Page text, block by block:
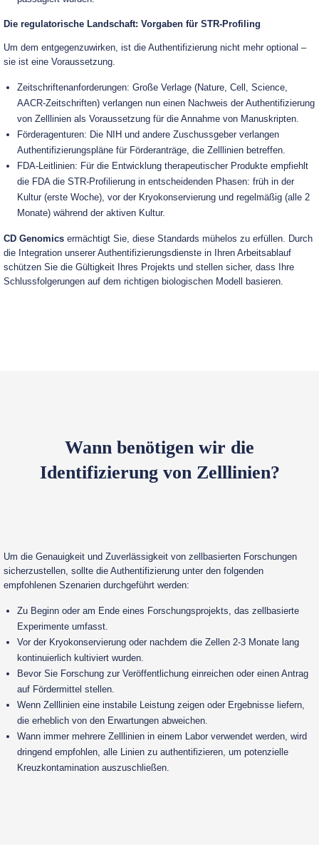
Die regulatorische Landschaft: Vorgaben für STR-Profiling
Um dem entgegenzuwirken, ist die Authentifizierung nicht mehr optional –
sie ist eine Voraussetzung.
Zeitschriftenanforderungen: Große Verlage (Nature, Cell, Science,
AACR-Zeitschriften) verlangen nun einen Nachweis der Authentifizierung
von Zelllinien als Voraussetzung für die Annahme von Manuskripten.
Förderagenturen: Die NIH und andere Zuschussgeber verlangen
Authentifizierungspläne für Förderanträge, die Zelllinien betreffen.
FDA-Leitlinien: Für die Entwicklung therapeutischer Produkte empfiehlt
die FDA die STR-Profilierung in entscheidenden Phasen: früh in der
Kultur (erste Woche), vor der Kryokonservierung und regelmäßig (alle 2
Monate) während der aktiven Kultur.
CD Genomics ermächtigt Sie, diese Standards mühelos zu erfüllen. Durch
die Integration unserer Authentifizierungsdienste in Ihren Arbeitsablauf
schützen Sie die Gültigkeit Ihres Projekts und stellen sicher, dass Ihre
Schlussfolgerungen auf dem richtigen biologischen Modell basieren.
Wann benötigen wir die
Identifizierung von Zelllinien?
Um die Genauigkeit und Zuverlässigkeit von zellbasierten Forschungen
sicherzustellen, sollte die Authentifizierung unter den folgenden
empfohlenen Szenarien durchgeführt werden:
Zu Beginn oder am Ende eines Forschungsprojekts, das zellbasierte
Experimente umfasst.
Vor der Kryokonservierung oder nachdem die Zellen 2-3 Monate lang
kontinuierlich kultiviert wurden.
Bevor Sie Forschung zur Veröffentlichung einreichen oder einen Antrag
auf Fördermittel stellen.
Wenn Zelllinien eine instabile Leistung zeigen oder Ergebnisse liefern,
die erheblich von den Erwartungen abweichen.
Wann immer mehrere Zelllinien in einem Labor verwendet werden, wird
dringend empfohlen, alle Linien zu authentifizieren, um potenzielle
Kreuzkontamination auszuschließen.